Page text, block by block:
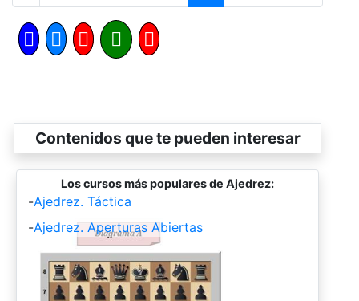
Contenidos que te pueden interesar
Los cursos más populares de Ajedrez:
-Ajedrez. Táctica
-Ajedrez. Aperturas Abiertas